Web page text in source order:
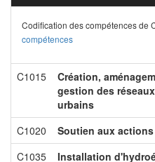
Codification des compétences de
compétences
C1015
Création,
gestion des
urbains
C1020 Soutien aux
C1035
Installation